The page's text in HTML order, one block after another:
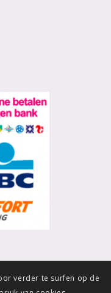
verder te surfen op de